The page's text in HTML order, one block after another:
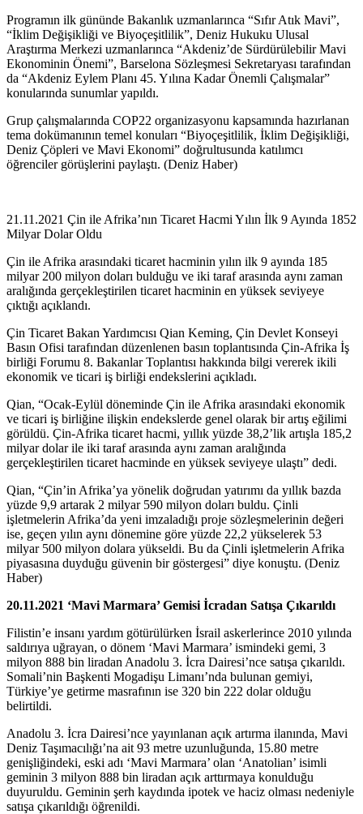
Programın ilk gününde Bakanlık uzmanlarınca “Sıfır Atık Mavi”,
“İklim Değişikliği ve Biyoçeşitlilik”, Deniz Hukuku Ulusal
Araştırma Merkezi uzmanlarınca “Akdeniz’de Sürdürülebilir Mavi
Ekonominin Önemi”, Barselona Sözleşmesi Sekretaryası tarafından
da “Akdeniz Eylem Planı 45. Yılına Kadar Önemli Çalışmalar”
konularında sunumlar yapıldı.
Grup çalışmalarında COP22 organizasyonu kapsamında hazırlanan
tema dokümanının temel konuları “Biyoçeşitlilik, İklim Değişikliği,
Deniz Çöpleri ve Mavi Ekonomi” doğrultusunda katılımcı
öğrenciler görüşlerini paylaştı. (Deniz Haber)
21.11.2021 Çin ile Afrika’nın Ticaret Hacmi Yılın İlk 9 Ayında 1852
Milyar Dolar Oldu
Çin ile Afrika arasındaki ticaret hacminin yılın ilk 9 ayında 185
milyar 200 milyon doları bulduğu ve iki taraf arasında aynı zaman
aralığında gerçekleştirilen ticaret hacminin en yüksek seviyeye
çıktığı açıklandı.
Çin Ticaret Bakan Yardımcısı Qian Keming, Çin Devlet Konseyi
Basın Ofisi tarafından düzenlenen basın toplantısında Çin-Afrika İş
birliği Forumu 8. Bakanlar Toplantısı hakkında bilgi vererek ikili
ekonomik ve ticari iş birliği endekslerini açıkladı.
Qian, “Ocak-Eylül döneminde Çin ile Afrika arasındaki ekonomik
ve ticari iş birliğine ilişkin endekslerde genel olarak bir artış eğilimi
görüldü. Çin-Afrika ticaret hacmi, yıllık yüzde 38,2’lik artışla 185,2
milyar dolar ile iki taraf arasında aynı zaman aralığında
gerçekleştirilen ticaret hacminde en yüksek seviyeye ulaştı” dedi.
Qian, “Çin’in Afrika’ya yönelik doğrudan yatırımı da yıllık bazda
yüzde 9,9 artarak 2 milyar 590 milyon doları buldu. Çinli
işletmelerin Afrika’da yeni imzaladığı proje sözleşmelerinin değeri
ise, geçen yılın aynı dönemine göre yüzde 22,2 yükselerek 53
milyar 500 milyon dolara yükseldi. Bu da Çinli işletmelerin Afrika
piyasasına duyduğu güvenin bir göstergesi” diye konuştu. (Deniz
Haber)
20.11.2021 ‘Mavi Marmara’ Gemisi İcradan Satışa Çıkarıldı
Filistin’e insanı yardım götürülürken İsrail askerlerince 2010 yılında
saldırıya uğrayan, o dönem ‘Mavi Marmara’ ismindeki gemi, 3
milyon 888 bin liradan Anadolu 3. İcra Dairesi’nce satışa çıkarıldı.
Somali’nin Başkenti Mogadişu Limanı’nda bulunan gemiyi,
Türkiye’ye getirme masrafının ise 320 bin 222 dolar olduğu
belirtildi.
Anadolu 3. İcra Dairesi’nce yayınlanan açık artırma ilanında, Mavi
Deniz Taşımacılığı’na ait 93 metre uzunluğunda, 15.80 metre
genişliğindeki, eski adı ‘Mavi Marmara’ olan ‘Anatolian’ isimli
geminin 3 milyon 888 bin liradan açık arttırmaya konulduğu
duyuruldu. Geminin şerh kaydında ipotek ve haciz olması nedeniyle
satışa çıkarıldığı öğrenildi.